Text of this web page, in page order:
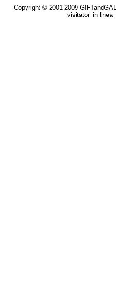
Copyright © 2001-2009
visitatori in linea